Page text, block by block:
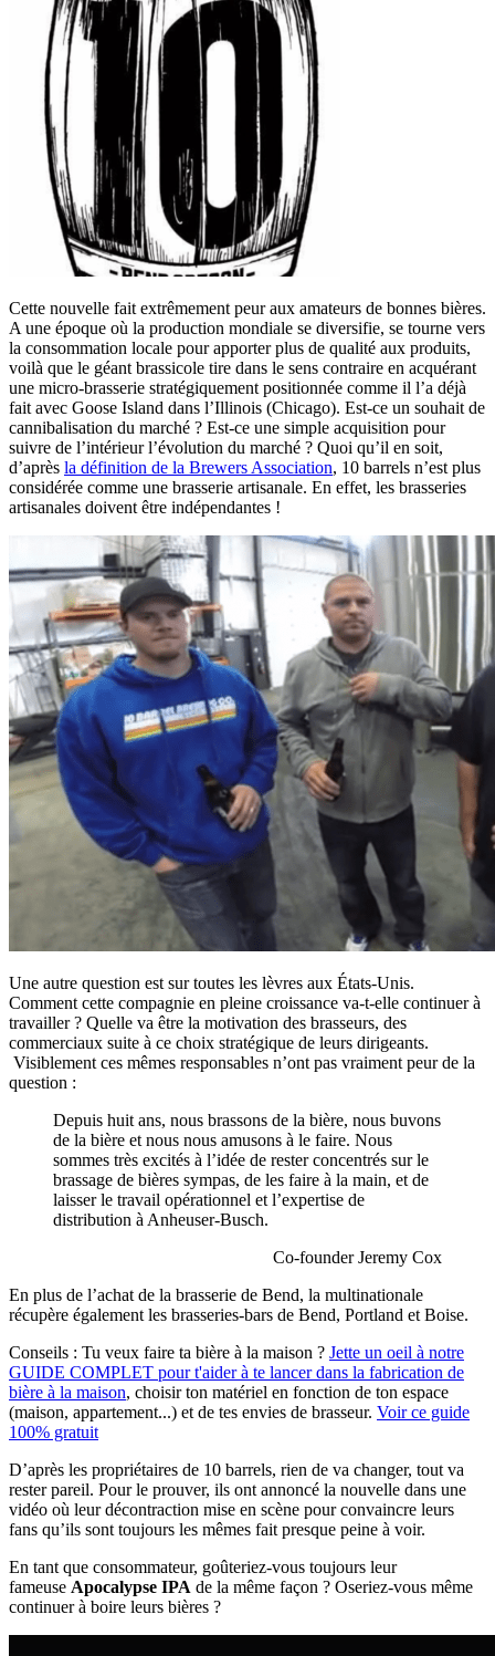
Cette nouvelle fait extrêmement peur aux amateurs de bonnes bières.
A une époque où la production mondiale se diversifie, se tourne vers
la consommation locale pour apporter plus de qualité aux produits,
voilà que le géant brassicole tire dans le sens contraire en acquérant
une micro-brasserie stratégiquement positionnée comme il l’a déjà
fait avec Goose Island dans l’Illinois (Chicago). Est-ce un souhait de
cannibalisation du marché ? Est-ce une simple acquisition pour
suivre de l’intérieur l’évolution du marché ? Quoi qu’il en soit,
d’après la définition de la Brewers Association, 10 barrels n’est plus
considérée comme une brasserie artisanale. En effet, les brasseries
artisanales doivent être indépendantes !
Une autre question est sur toutes les lèvres aux États-Unis.
Comment cette compagnie en pleine croissance va-t-elle continuer à
travailler ? Quelle va être la motivation des brasseurs, des
commerciaux suite à ce choix stratégique de leurs dirigeants.
Visiblement ces mêmes responsables n’ont pas vraiment peur de la
question :
Depuis huit ans, nous brassons de la bière, nous buvons
de la bière et nous nous amusons à le faire. Nous
sommes très excités à l’idée de rester concentrés sur le
brassage de bières sympas, de les faire à la main, et de
laisser le travail opérationnel et l’expertise de
distribution à Anheuser-Busch.
Co-founder Jeremy Cox
En plus de l’achat de la brasserie de Bend, la multinationale
récupère également les brasseries-bars de Bend, Portland et Boise.
Conseils : Tu veux faire ta bière à la maison ? Jette un oeil à notre
GUIDE COMPLET pour t'aider à te lancer dans la fabrication de
bière à la maison, choisir ton matériel en fonction de ton espace
(maison, appartement...) et de tes envies de brasseur. Voir ce guide
100% gratuit
D’après les propriétaires de 10 barrels, rien de va changer, tout va
rester pareil. Pour le prouver, ils ont annoncé la nouvelle dans une
vidéo où leur décontraction mise en scène pour convaincre leurs
fans qu’ils sont toujours les mêmes fait presque peine à voir.
En tant que consommateur, goûteriez-vous toujours leur
fameuse Apocalypse IPA de la même façon ? Oseriez-vous même
continuer à boire leurs bières ?